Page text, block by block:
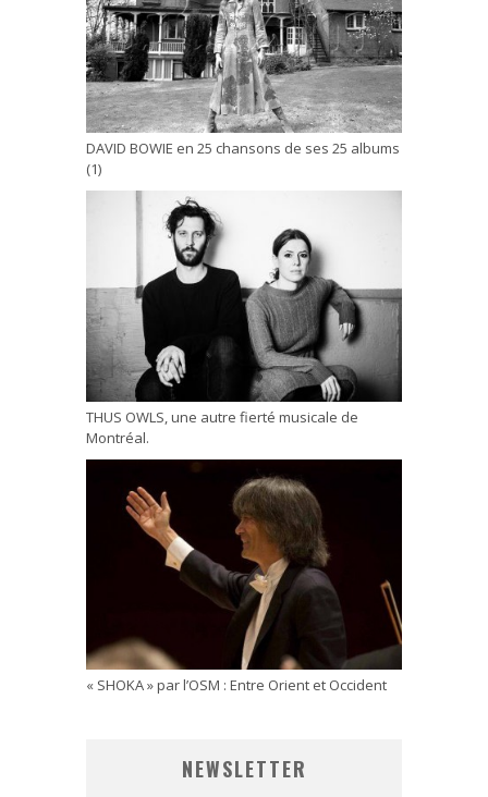
DAVID BOWIE en 25 chansons de ses 25 albums
(1)
THUS OWLS, une autre fierté musicale de
Montréal.
« SHOKA » par l’OSM : Entre Orient et Occident
NEWSLETTER